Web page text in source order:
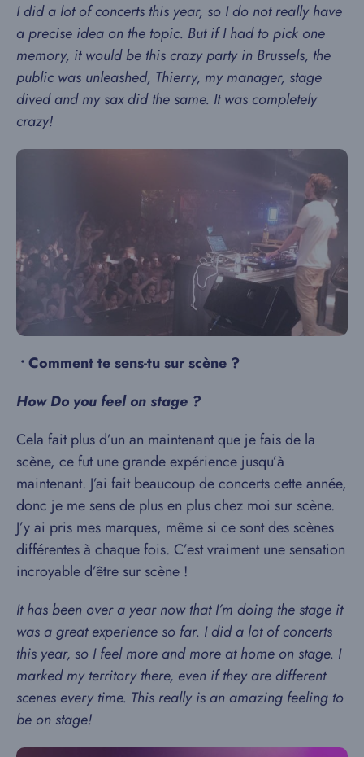
I did a lot of concerts this year, so I do not really have
a precise idea on the topic. But if I had to pick one
memory, it would be this crazy party in Brussels, the
public was unleashed, Thierry, my manager, stage
dived and my sax did the same. It was completely
crazy!
•Comment te sens-tu sur scène ?
How Do you feel on stage ?
Cela fait plus d’un an maintenant que je fais de la
scène, ce fut une grande expérience jusqu’à
maintenant. J’ai fait beaucoup de concerts cette année,
donc je me sens de plus en plus chez moi sur scène.
J’y ai pris mes marques, même si ce sont des scènes
différentes à chaque fois. C’est vraiment une sensation
incroyable d’être sur scène !
It has been over a year now that I’m doing the stage it
was a great experience so far. I did a lot of concerts
this year, so I feel more and more at home on stage. I
marked my territory there, even if they are different
scenes every time. This really is an amazing feeling to
be on stage!